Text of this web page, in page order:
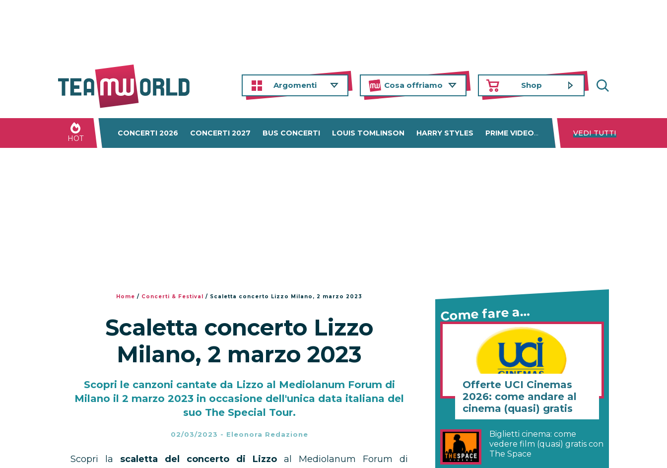
Argomenti Cosa offriamo Shop
HOT
CONCERTI 2026 CONCERTI 2027 BUS CONCERTI LOUIS TOMLINSON HARRY STYLES PRIME VIDEO DISNEY+ NETFLIX
VEDI TUTTI
Home / Concerti & Festival / Scaletta concerto Lizzo Milano, 2 marzo 2023
Scaletta concerto Lizzo
Milano, 2 marzo 2023
Scopri le canzoni cantate da Lizzo al Mediolanum Forum di
Milano il 2 marzo 2023 in occasione dell'unica data italiana del
suo The Special Tour.
02/03/2023 - Eleonora Redazione
Scopri la scaletta del concerto di Lizzo al Mediolanum Forum di
Come fare a…
Offerte UCI Cinemas
2026: come andare al
cinema (quasi) gratis
Biglietti cinema: come
vedere film (quasi) gratis con
The Space